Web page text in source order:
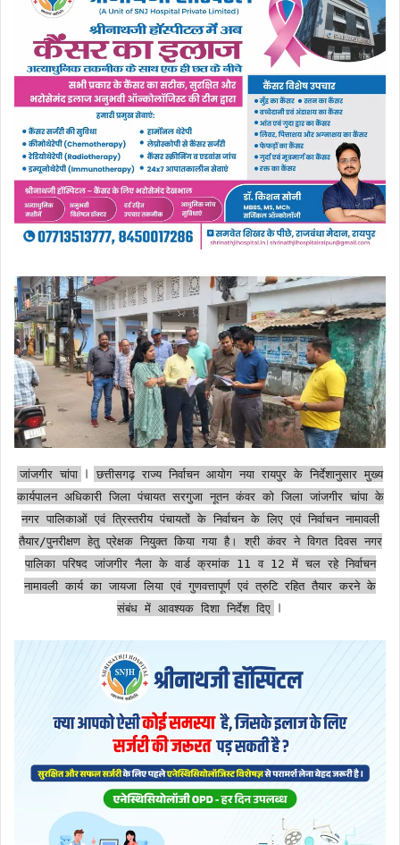
जांजगीर चांपा ।
छत्तीसगढ़ राज्य निर्वाचन आयोग नया रायपुर के निर्देशानुसार मुख्य
कार्यपालन अधिकारी जिला पंचायत सरगुजा नूतन कंवर को जिला जांजगीर चांपा के
नगर पालिकाओं एवं त्रिस्तरीय पंचायतों के निर्वाचन के लिए एवं निर्वाचन नामावली
तैयार/पुनरीक्षण हेतु प्रेक्षक नियुक्त किया गया है। श्री कंवर ने विगत दिवस नगर
पालिका परिषद जांजगीर नैला के वार्ड क्रमांक 11 व 12 में चल रहे निर्वाचन
नामावली कार्य का जायजा लिया एवं गुणवत्तापूर्ण एवं त्रुटि रहित तैयार करने के
संबंध में आवश्यक दिशा निर्देश दिए ।